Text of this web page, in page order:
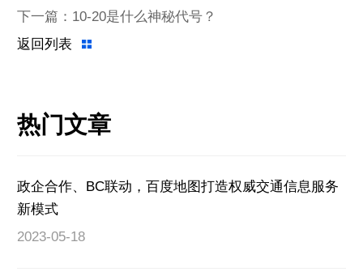
返回列表
下一篇：10-20是什么神秘代号？
热门文章
政企合作、BC联动，百度地图打造权威交通信息服务
新模式
2023-05-18